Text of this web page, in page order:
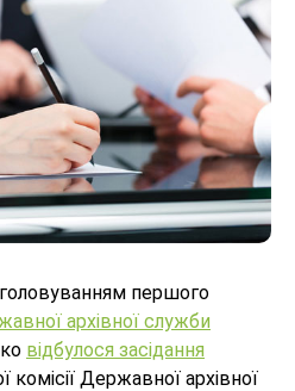
першого
архівної служби
відбулося засідання
Державної архівної